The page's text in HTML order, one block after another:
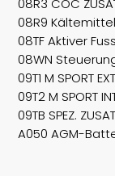
08R9
08TF Aktiver
08WN
09T1 M SPORT
09T2 M SPORT
09TB SPEZ.
A050 AGM-